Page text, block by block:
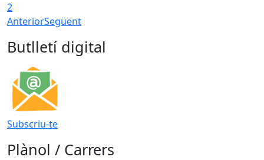
2
AnteriorSegüent
Butlletí digital
Subscriu-te
Plànol / Carrers